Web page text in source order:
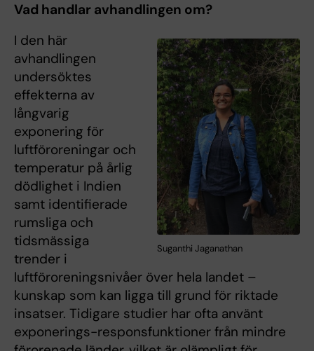
Vad handlar avhandlingen om?
Suganthi Jaganathan
I den här
avhandlingen
undersöktes
effekterna av
långvarig
exponering för
luftföroreningar och
temperatur på årlig
dödlighet i Indien
samt identifierade
rumsliga och
tidsmässiga
trender i
luftföroreningsnivåer över hela landet –
kunskap som kan ligga till grund för riktade
insatser. Tidigare studier har ofta använt
exponerings-responsfunktioner från mindre